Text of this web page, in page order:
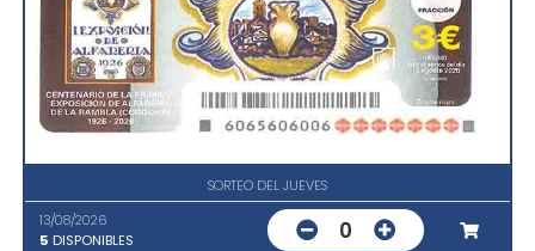
SORTEO DEL JUEVES
13/08/2026
5 DISPONIBLES 0